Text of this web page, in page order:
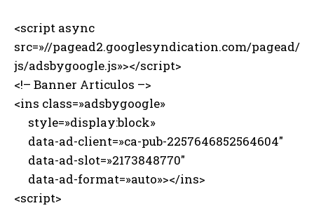
<script async
src=»//pagead2.googlesyndication.com/pagead/
js/adsbygoogle.js»></script>
<!– Banner Articulos –>
<ins class=»adsbygoogle»
style=»display:block»
data-ad-client=»ca-pub-2257646852564604″
data-ad-slot=»2173848770″
data-ad-format=»auto»></ins>
<script>